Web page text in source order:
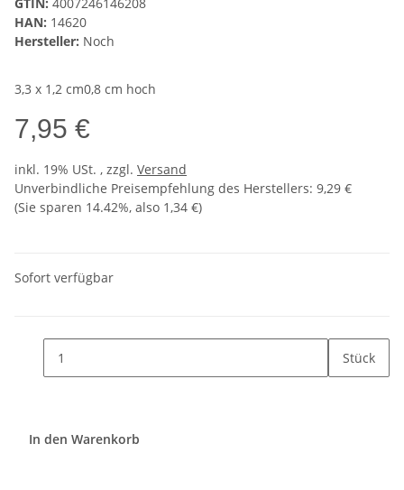
HAN: 14620
Hersteller: Noch
3,3 x 1,2 cm0,8 cm hoch
7,95 €
inkl. 19% USt. , zzgl. Versand
Unverbindliche Preisempfehlung des Herstellers: 9,29 €
(Sie sparen 14.42%, also 1,34 €)
Sofort verfügbar
Stück
In den Warenkorb